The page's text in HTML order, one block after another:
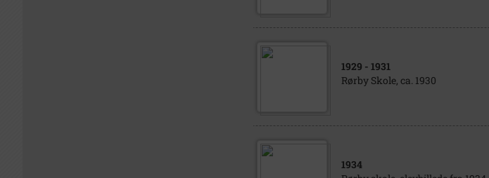
1929 - 1931
Rørby Skole, ca. 1930
1934